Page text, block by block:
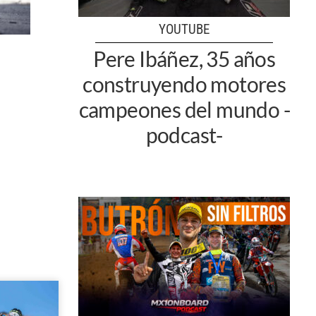
YOUTUBE
Pere Ibáñez, 35 años
construyendo motores
campeones del mundo -
podcast-